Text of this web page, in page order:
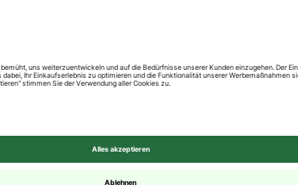
WoodoTexel und WoodoCasablanca abgestimmt.
).
den Zahlungsmethoden bieten wir Ihnen alles, was Sie
Kreditkarte, ob Vorkasse oder auf Rechnung oder
bei uns bezahlen. Haben Sie weitere Fragen? Sie